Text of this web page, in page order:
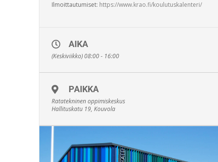
Ilmoittautumiset: https://www.krao.fi/koulutuskalenteri/
AIKA
(Keskiviikko) 08:00 - 16:00
PAIKKA
Ratatekninen oppimiskeskus
Hallituskatu 19, Kouvola